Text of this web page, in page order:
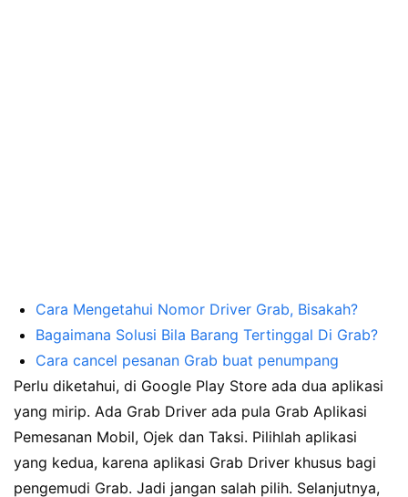
Cara Mengetahui Nomor Driver Grab, Bisakah?
Bagaimana Solusi Bila Barang Tertinggal Di Grab?
Cara cancel pesanan Grab buat penumpang
Perlu diketahui, di Google Play Store ada dua aplikasi
yang mirip. Ada Grab Driver ada pula Grab Aplikasi
Pemesanan Mobil, Ojek dan Taksi. Pilihlah aplikasi
yang kedua, karena aplikasi Grab Driver khusus bagi
pengemudi Grab. Jadi jangan salah pilih. Selanjutnya,